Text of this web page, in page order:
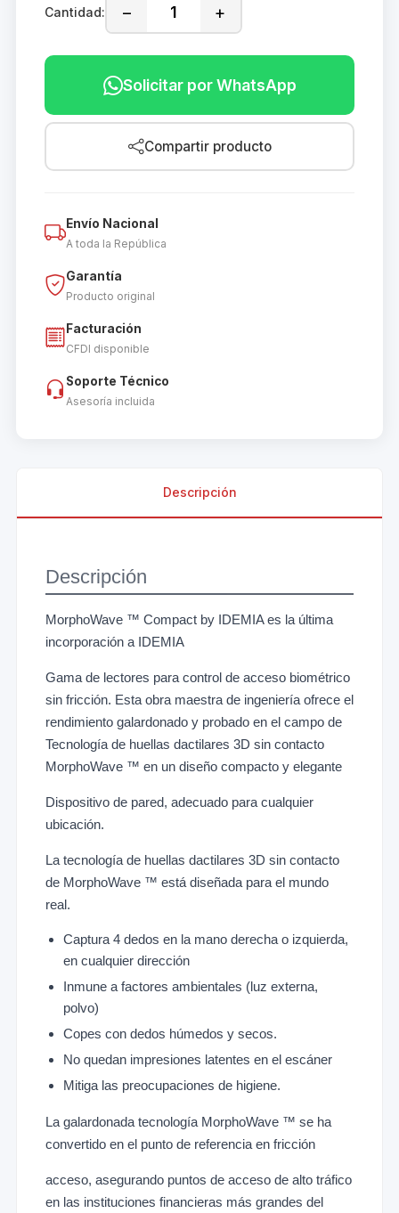
Cantidad: − +
Solicitar por WhatsApp
Compartir producto
Envío Nacional
A toda la República
Garantía
Producto original
Facturación
CFDI disponible
Soporte Técnico
Asesoría incluida
Descripción
Descripción
MorphoWave ™ Compact by IDEMIA es la última
incorporación a IDEMIA
Gama de lectores para control de acceso biométrico
sin fricción. Esta obra maestra de ingeniería ofrece el
rendimiento galardonado y probado en el campo de
Tecnología de huellas dactilares 3D sin contacto
MorphoWave ™ en un diseño compacto y elegante
Dispositivo de pared, adecuado para cualquier
ubicación.
La tecnología de huellas dactilares 3D sin contacto
de MorphoWave ™ está diseñada para el mundo
real.
Captura 4 dedos en la mano derecha o izquierda,
en cualquier dirección
Inmune a factores ambientales (luz externa,
polvo)
Copes con dedos húmedos y secos.
No quedan impresiones latentes en el escáner
Mitiga las preocupaciones de higiene.
La galardonada tecnología MorphoWave ™ se ha
convertido en el punto de referencia en fricción
acceso, asegurando puntos de acceso de alto tráfico
en las instituciones financieras más grandes del